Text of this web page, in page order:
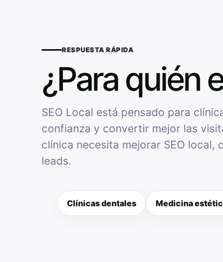
RESPUESTA RÁPIDA
¿Para quién
SEO Local está pensado para
confianza y convertir mejor las
clínica necesita mejorar SEO local,
leads.
Clínicas dentales Medicina